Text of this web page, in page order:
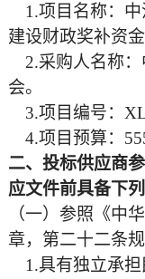
1 .项目名称：
建设财政奖补资
2.采购人名称：
会。
3.项目编号：
4.项目预算：
二、投标供应商
应文件前具备下列
（一）参照《中
章，第二十二条规
1.具有独立承担